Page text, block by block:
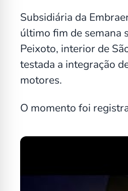
Subsidiária da
último fim de semana
Peixoto, interior de
testada a integração
motores.
O momento foi